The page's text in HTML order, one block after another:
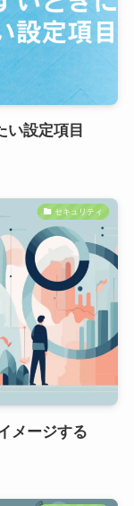
い設定項目
セキュリティ
メージする